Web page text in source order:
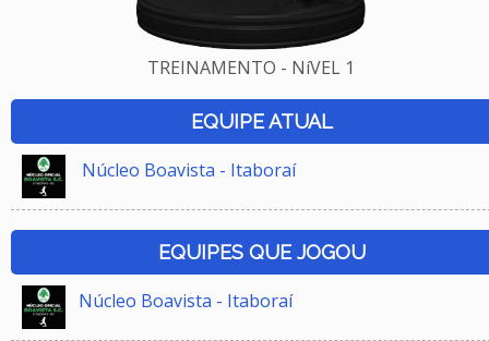
TREINAMENTO - NíVEL 1
EQUIPE ATUAL
Núcleo Boavista - Itaboraí
EQUIPES QUE JOGOU
Núcleo Boavista - Itaboraí